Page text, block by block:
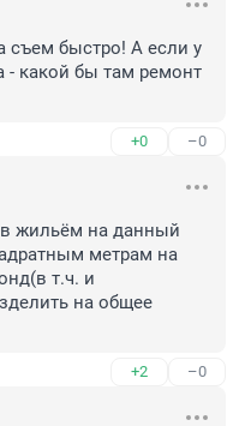
съем быстро! А если у
- какой бы там ремонт
+0 –0
жильём на данный
метрам на
т.ч. и
на общее
+2 –0